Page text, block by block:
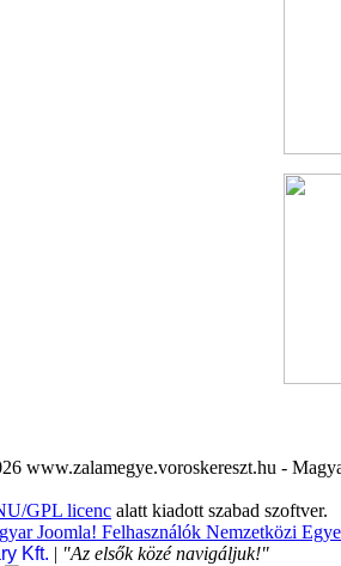
www.zalamegye.voroskereszt.hu -
GPL licenc alatt kiadott szabad szoftver.
Joomla! Felhasználók Nemzetközi
Kft. | "Az elsők közé navigáljuk!"